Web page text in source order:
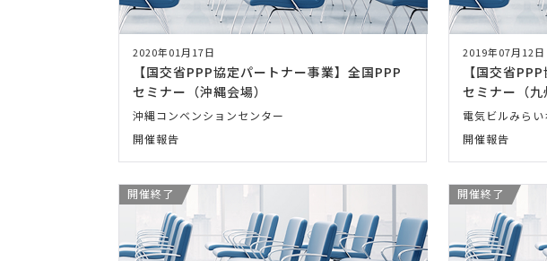
2020年01月17日
【国交省PPP協定パートナー事業】全国PPP
セミナー（沖縄会場）
沖縄コンベンションセンター
開催報告
2019年07月12日
【国交省
セミナー（九
電気ビルみら
開催報告
開催終了 開催終了